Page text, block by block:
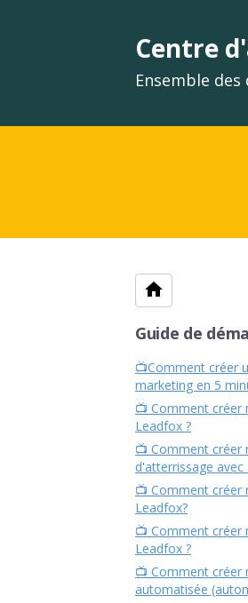
Centre
Ensemble
Guide de
📺Comment créer
marketing en 5
📺 Comment créer
Leadfox ?
📺 Comment créer
d'atterrissage avec
📺 Comment créer
Leadfox?
📺 Comment créer
Leadfox ?
📺 Comment créer
automatisée